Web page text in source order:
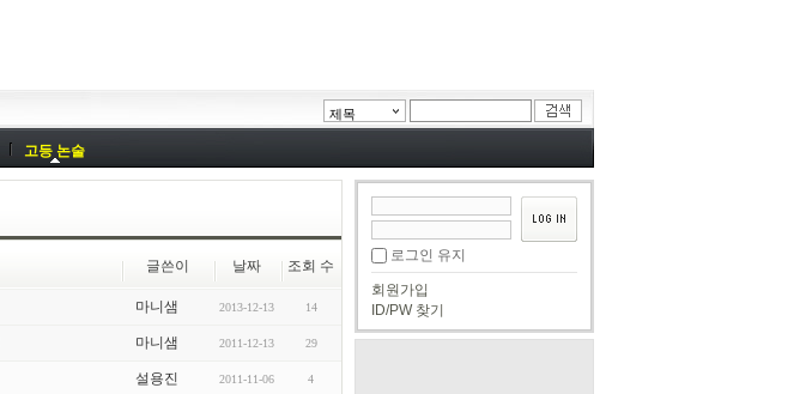
고등 논술
제목
글쓴이 날짜 조회 수
마니샘 2013-12-13 14
마니샘 2011-12-13 29
설용진 2011-11-06 4
로그인 유지
회원가입
ID/PW 찾기